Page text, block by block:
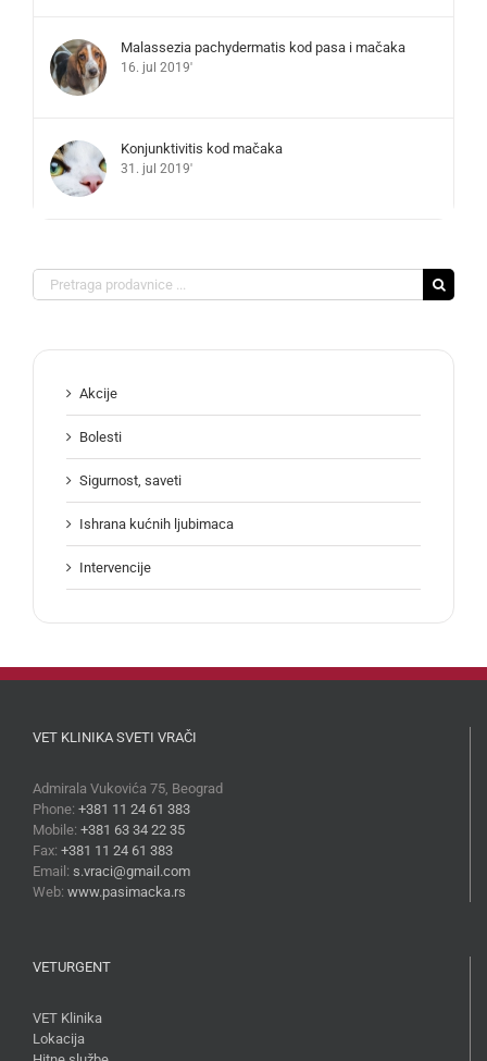
Malassezia pachydermatis kod pasa i mačaka
16. jul 2019'
Konjunktivitis kod mačaka
31. jul 2019'
Search
for:
Akcije
Bolesti
Sigurnost, saveti
Ishrana kućnih ljubimaca
Intervencije
VET KLINIKA SVETI VRAČI
Admirala Vukovića 75, Beograd
Phone: +381 11 24 61 383
Mobile: +381 63 34 22 35
Fax: +381 11 24 61 383
Email: s.vraci@gmail.com
Web: www.pasimacka.rs
VETURGENT
VET Klinika
Lokacija